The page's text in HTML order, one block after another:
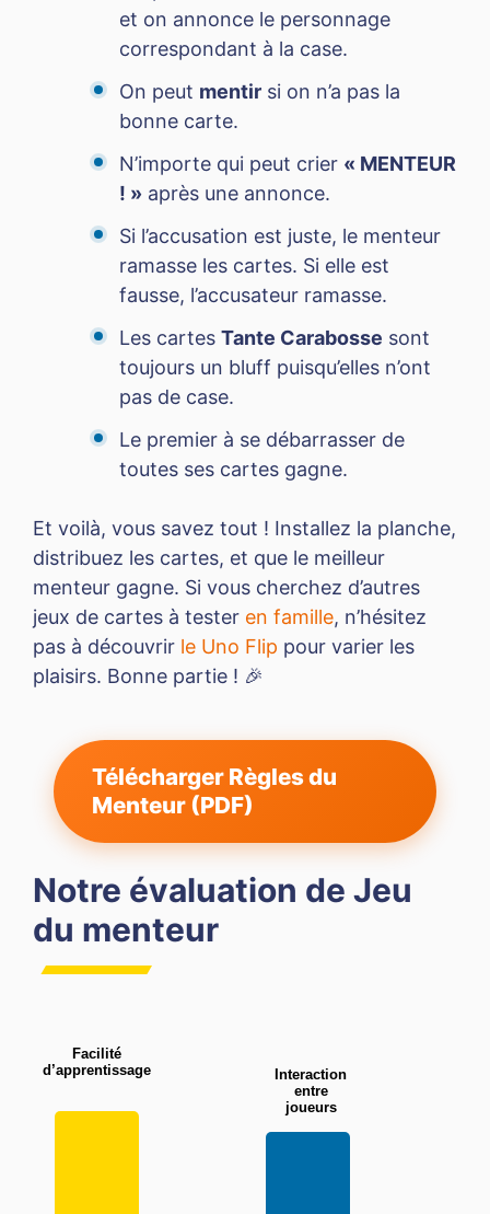
et on annonce le personnage
correspondant à la case.
On peut mentir si on n’a pas la
bonne carte.
N’importe qui peut crier « MENTEUR
! » après une annonce.
Si l’accusation est juste, le menteur
ramasse les cartes. Si elle est
fausse, l’accusateur ramasse.
Les cartes Tante Carabosse sont
toujours un bluff puisqu’elles n’ont
pas de case.
Le premier à se débarrasser de
toutes ses cartes gagne.
Et voilà, vous savez tout ! Installez la planche,
distribuez les cartes, et que le meilleur
menteur gagne. Si vous cherchez d’autres
jeux de cartes à tester en famille, n’hésitez
pas à découvrir le Uno Flip pour varier les
plaisirs. Bonne partie ! 🎉
Télécharger Règles du
Menteur (PDF)
Notre évaluation de Jeu
du menteur
Facilité
d’apprentissage
Interaction
entre
joueurs